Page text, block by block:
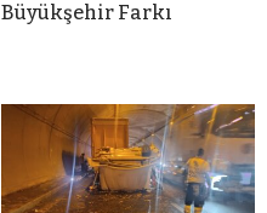
Büyükşehir Farkı